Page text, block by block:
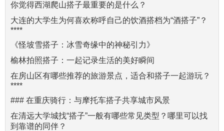
你觉得西湖爬山搭子最重要的是什么？
大连的大学生为何喜欢称呼自己的饮酒搭档为“酒搭子”？
****
《怪坡雪搭子：冰雪奇缘中的神秘引力》
榆林拍照搭子：一起记录生活的美好瞬间
在房山区有哪些推荐的旅游景点，适合和搭子一起游玩？
****
### 在重庆骑行：与摩托车搭子共享城市风景
在清远大学城找“搭子”一般有哪些常见类型？哪里可以找
到靠谱的同伴？